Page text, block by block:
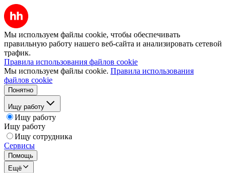
Мы используем файлы cookie, чтобы обеспечивать
правильную работу нашего веб-сайта и анализировать сетевой
трафик.
Правила использования файлов cookie
Мы используем файлы cookie. Правила использования
файлов cookie
Понятно
Ищу работу
Ищу работу
Ищу работу
Ищу сотрудника
Сервисы
Помощь
Ещё